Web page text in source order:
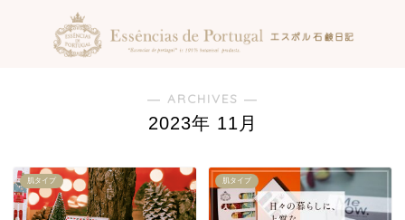
― ARCHIVES ―
2023年 11月
肌タイプ 肌タイプ